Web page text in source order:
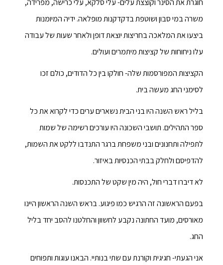
חוגרת את הסינר וקוצצת עלים- עלי סלקא, עלי כרישה, מפרידה,
משרה במי סבון ושוטפת בדקדקנות מופלאה. ידיה המיומנות
ביצעו את המלאכה בחריצות יוצאת דופן ולאחר שעות של עבודה
עלו ניחוחות של קציצות מיתמרים ועולים.
הקציצות המפורסמות שלה- חולקו בין כל הדודים, כולם זכו
לסימני החג מעשה בית.
בליל ראש השנה היו בני הבית נשארים ערים כדי לקרוא את כל
ספר התהילים. תושבי השכונה היו עורכים רשימה של שמות
לתפילה ותחנונים ובני משפחת ברגר התנדבו ללקט את השמות,
להדפיסם ולחלק בבתי הכנסיות באיזור.
לא דיברו דברי חול, היה מין שקט של התכנסות.
בפעם הראשונה זה הרגיש כמו פיגוע. בראש השנה הראשון היינו
מאורסים, מועד החתונה נקבע לחשוון והחלטנו להסב יחד בליל
החג.
אני הגעתי- חגיגית וקורנת עם שתי בנותיי. הבאנו עוגות ותפוחים